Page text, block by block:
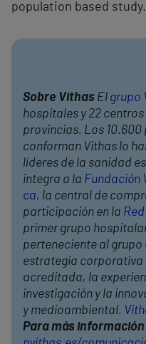
population based
Sobre Vithas El grupo
hospitales y 22
provincias. Los
conforman Vithas lo
líderes de la sanidad
integra a la Fundación
ca, la central de
participación en la
primer grupo
perteneciente al grupo
estrategia corporativa
acreditada, la
investigación y la
y medioambiental.
Para más información